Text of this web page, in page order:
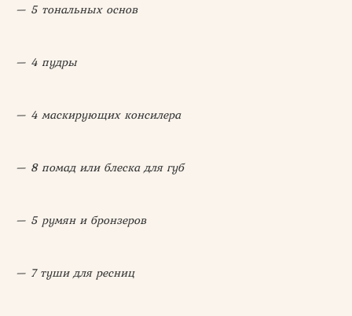
— 5 тональных основ
— 4 пудры
— 4 маскирующих консилера
— 8 помад или блеска для губ
— 5 румян и бронзеров
— 7 туши для ресниц